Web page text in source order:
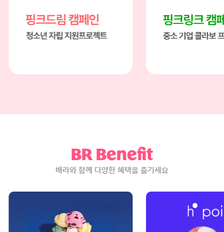
BR Benefit
배라와 함께 다양한 혜택을 즐기세요